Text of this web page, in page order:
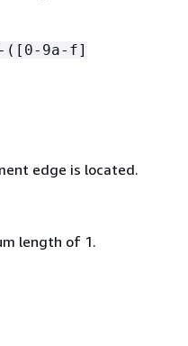
([0-9a-f]
edge is located.
length of 1.